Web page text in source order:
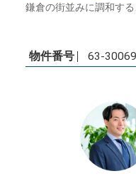
鎌倉の街並みに調和す
物件番号 63-30069